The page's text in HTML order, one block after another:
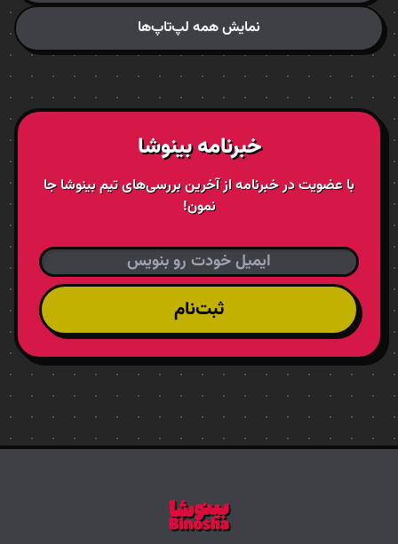
نمایش همه لپ‌تاپ‌ها
خبرنامه بینوشا
با عضویت در خبرنامه از آخرین بررسی‌های تیم بینوشا جا
نمون!
ثبت‌نام